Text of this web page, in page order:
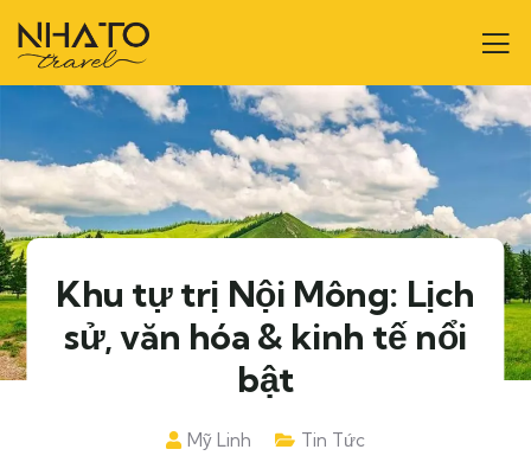
Khu tự trị Nội Mông: Lịch
sử, văn hóa & kinh tế nổi
bật
Mỹ Linh Tin Tức